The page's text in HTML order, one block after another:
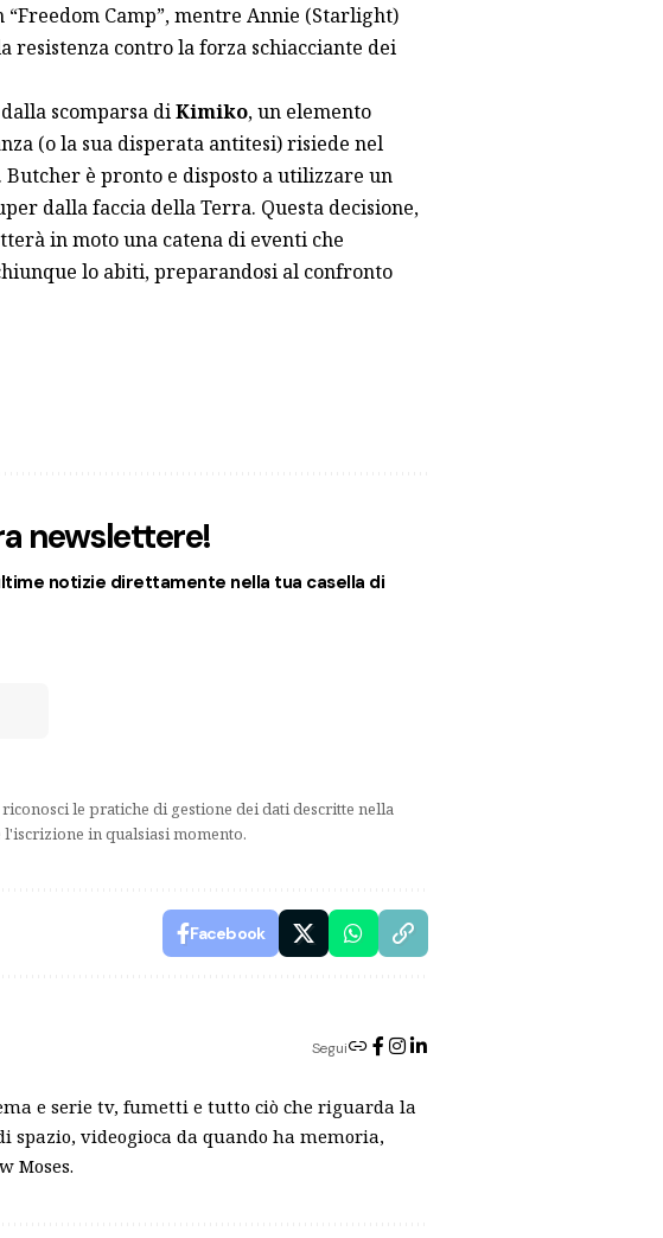
Camp”, mentre Annie (Starlight)
contro la forza schiacciante dei
scomparsa diKimiko, un elemento
(o la sua disperata antitesi) risiede nel
è pronto e disposto a utilizzare un
dalla faccia della Terra. Questa decisione,
in moto una catena di eventi che
lo abiti, preparandosi al confronto
newslettere!
notizie direttamente nella tua casella di
riconosci le pratiche di gestione dei dati descritte nella
l'iscrizione in qualsiasi momento.
Facebook
Segui
e serie tv, fumetti e tutto ciò che riguarda la
spazio, videogioca da quando ha memoria,
Moses.